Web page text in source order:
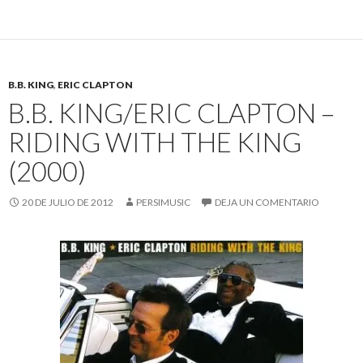
B.B. KING, ERIC CLAPTON
B.B. KING/ERIC CLAPTON –
RIDING WITH THE KING
(2000)
20 DE JULIO DE 2012 PERSIMUSIC DEJA UN COMENTARIO